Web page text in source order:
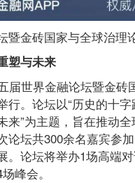
暨金砖国家与全球治理
塑与未来
届世界金融论坛暨金砖
行。论坛以“历史的十
来”为主题，旨在推动
论坛共300余名嘉宾参
。论坛将举办1场高端
峰会。